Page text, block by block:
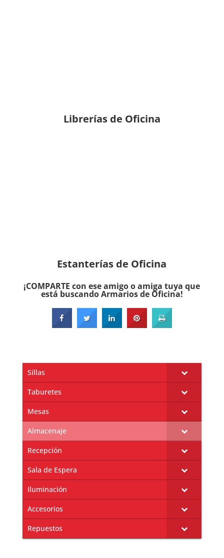
Librerías de Oficina
Estanterías de Oficina
¡COMPARTE con ese amigo o amiga tuya que
está buscando Armarios de Oficina!
Sillas
Taburetes
Mesas
Almacenaje
Recepción
Sala de Espera
Iluminación
Accesorios
Repuestos